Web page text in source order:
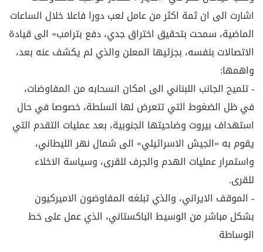
اشارت الى ان ثمة اكثر من عامل لعب دورا فاعلا خلال الساعات
الماضية، سمحت بتحقيق اختراق جدي، دفع بترامب» الى قيادة
الاتصالات بنفسه، بجزئيها المعلن والذي لم يكشف عنه بعد،
واهمها:
- تلميح الجانب اللبناني الى امكان انسحابه من المفاوضات،
في ظل الضغوط التي تتعرض لها السلطة، خصوصا في حال
استهداف بيروت وضاحيتها الجنوبية، بعد عمليات التقدم التي
يقوم به «الجيش الاسرائيلي» الى شمال نهر الليطاني،
واستمرار عمليات الهدم والجرف للقرى، وسياسة الاخلاء
للقرى.
- الموقف الايراني، والذي تبلغه المفاوضون الاميركيون
بشكل مباشر من الوسيط الباكستاني، الذي عمل على خط
الوساطة